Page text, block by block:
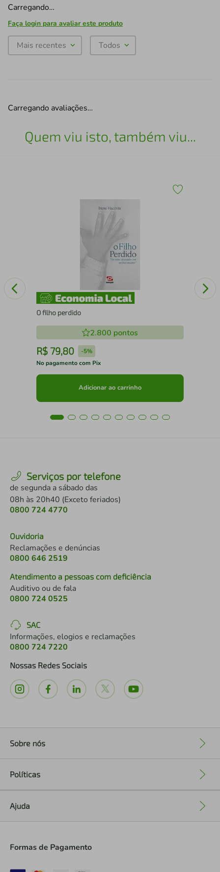
Carregando…
Faça login para avaliar este produto
Mais recentes Todos
Carregando avaliações…
Quem viu isto, também viu...
O filho perdido
2.800 pontos
R$ 79,80 -5%
No pagamento com Pix
Adicionar ao carrinho
Serviços por telefone
de segunda a sábado das
08h às 20h40 (Exceto feriados)
0800 724 4770
Ouvidoria
Reclamações e denúncias
0800 646 2519
Atendimento a pessoas com deficiência
Auditivo ou de fala
0800 724 0525
SAC
Informações, elogios e reclamações
0800 724 7220
Nossas Redes Sociais
Sobre nós
Políticas
Ajuda
Formas de Pagamento